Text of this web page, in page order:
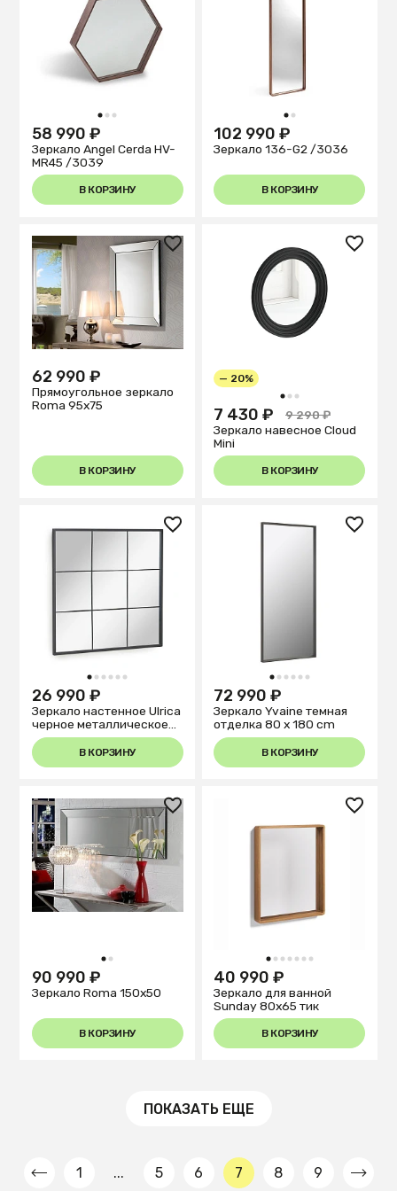
1 2 3
58 990 ₽
Зеркало Angel Cerda HV-
MR45 /3039
В КОРЗИНУ
1 2
102 990 ₽
Зеркало 136-G2 /3036
В КОРЗИНУ
62 990 ₽
Прямоугольное зеркало
Roma 95x75
В КОРЗИНУ
1 2 3
— 20%
7 430 ₽
9 290 ₽
Зеркало навесное Cloud
Mini
В КОРЗИНУ
1 2 3 4 5 6
26 990 ₽
Зеркало настенное Ulrica
черное металлическое
80 x 80 см
В КОРЗИНУ
1 2 3 4 5 6
72 990 ₽
Зеркало Yvaine темная
отделка 80 x 180 cm
В КОРЗИНУ
1 2
90 990 ₽
Зеркало Roma 150x50
В КОРЗИНУ
1 2 3 4 5 6 7
40 990 ₽
Зеркало для ванной
Sunday 80x65 тик
В КОРЗИНУ
ПОКАЗАТЬ ЕЩЕ
1 ... 5 6 7 8 9